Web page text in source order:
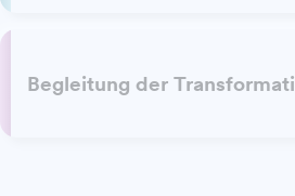
Begleitung der